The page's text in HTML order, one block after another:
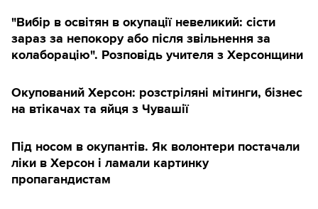
"Вибір в освітян в окупації невеликий: сісти
зараз за непокору або після звільнення за
колаборацію". Розповідь учителя з Херсонщини
Окупований Херсон: розстріляні мітинги, бізнес
на втікачах та яйця з Чувашії
Під носом в окупантів. Як волонтери постачали
ліки в Херсон і ламали картинку
пропагандистам